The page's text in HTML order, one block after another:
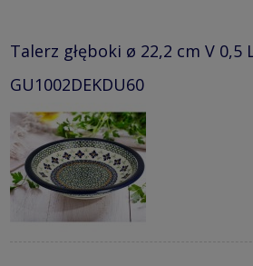
Talerz głęboki ø 22,2 cm V 0,5
GU1002DEKDU60